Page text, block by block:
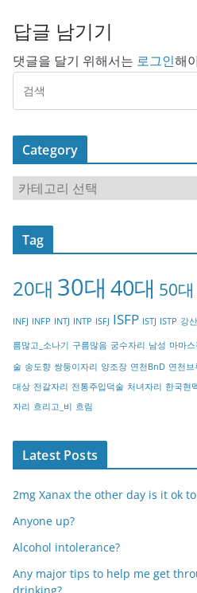
답글 남기기
댓글을 달기 위해서는 로그인해
Category
a
t
o
y
Tag
20대 30대 40대 50대
INFJ INFP INTJ INTP ISFJ ISFP ISTJ ISTP 강
름많고_소나기 구름많음 궁수자리 남성 마마
술 송도향 쌍둥이자리 양조장 연천BnD 연천브
대상 전갈자리 전통주입덕술 처녀자리 한국현
자리 흐리고_비 흐림
Latest Posts
2mg Xanax the other day is it ok
Anyone up?
Alcohol intolerance?
Any major tips to help me get
drinking?